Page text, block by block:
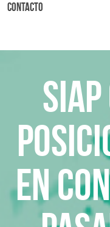
Contacto
en